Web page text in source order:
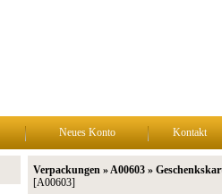
Neues Konto Kontakt
Verpackungen » A00603 »
[A00603]